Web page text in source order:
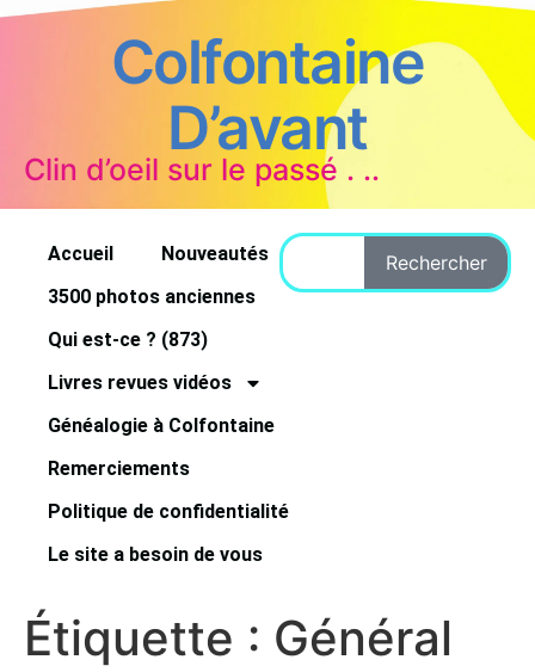
Colfontaine
D’avant
Clin d’oeil sur le passé . ..
Accueil
Nouveautés
3500 photos anciennes
Qui est-ce ? (873)
Livres revues vidéos
Généalogie à Colfontaine
Remerciements
Politique de confidentialité
Le site a besoin de vous
Rechercher
Étiquette : Général